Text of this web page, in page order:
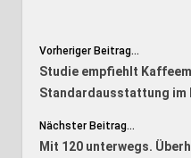
Vorheriger Beitrag...
Studie empfiehlt
Standardausstattung im
Nächster Beitrag...
Mit 120 unterwegs.